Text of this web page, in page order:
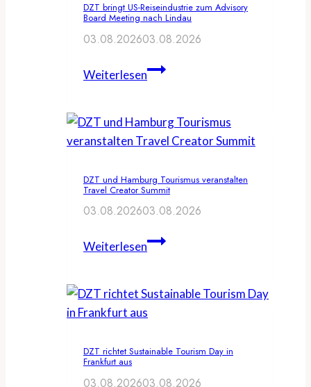
DZT bringt US-Reiseindustrie zum Advisory
Board Meeting nach Lindau
03.08.202603.08.2026
WeiterlesenDZT
Reiseindustrie
zum
Board
nach
Lindau
DZT und Hamburg Tourismus veranstalten
Travel Creator Summit
03.08.202603.08.2026
WeiterlesenDZT
Tourismus
veranstalten
Creator
DZT richtet Sustainable Tourism Day in
Frankfurt aus
03.08.202603.08.2026